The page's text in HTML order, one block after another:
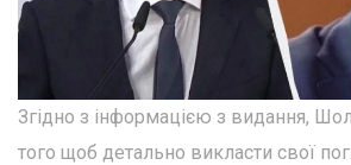
Згідно з інформацією з видання,
того щоб детально викласти свої